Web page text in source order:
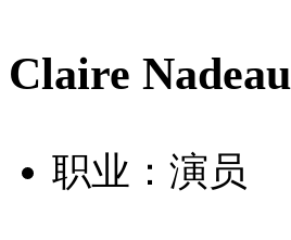
Claire Nadeau
职业：演员